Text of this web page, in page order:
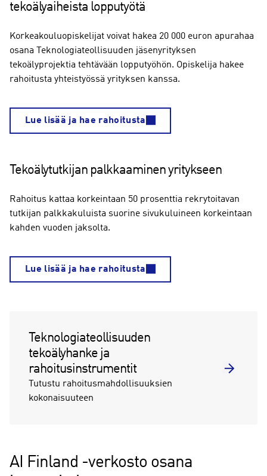
tekoälyaiheista lopputyötä
Korkeakouluopiskelijat voivat hakea 20 000 euron apurahaa
osana Teknologiateollisuuden jäsenyrityksen
tekoälyprojektia tehtävään lopputyöhön. Opiskelija hakee
rahoitusta yhteistyössä yrityksen kanssa.
Lue lisää ja hae rahoitusta
Tekoälytutkijan palkkaaminen yritykseen
Rahoitus kattaa korkeintaan 50 prosenttia rekrytoitavan
tutkijan palkkakuluista suorine sivukuluineen korkeintaan
kahden vuoden jaksolta.
Lue lisää ja hae rahoitusta
Teknologiateollisuuden
tekoälyhanke ja
rahoitusinstrumentit
Tutustu rahoitusmahdollisuuksien
kokonaisuuteen
AI Finland -verkosto osana